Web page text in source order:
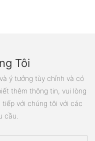
Tôi
ý tưởng tùy chỉnh và có
thêm thông tin, vui lòng
với chúng tôi với các
cầu.